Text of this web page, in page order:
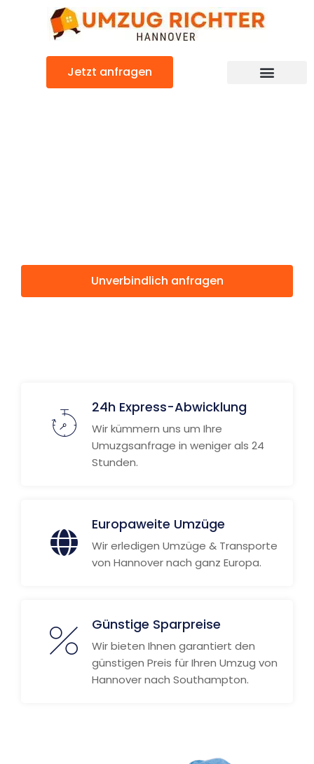
Jetzt anfragen
Unverbindlich anfragen
24h Express-Abwicklung
Wir kümmern uns um Ihre
Umuzgsanfrage in weniger als 24
Stunden.
Europaweite Umzüge
Wir erledigen Umzüge & Transporte
von Hannover nach ganz Europa.
Günstige Sparpreise
Wir bieten Ihnen garantiert den
günstigen Preis für Ihren Umzug von
Hannover nach Southampton.